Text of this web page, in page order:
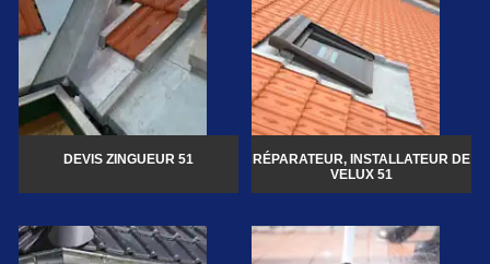
DEVIS ZINGUEUR 51
RÉPARATEUR, INSTALLATEUR DE
VELUX 51